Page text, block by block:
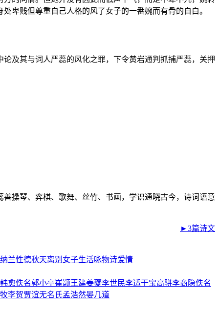
卑贱但尊重自己人格的风了女子的一番婉而有骨的自白。
及其与词人严蕊的风化之罪，下令黄岩通判抓捕严蕊，关押
操琴、弈棋、歌舞、丝竹、书画，学识通晓古今，诗词语意
►3篇诗文
纳兰性德秋天离别 女子生活咏物诗爱情
韩愈佚名郭小亭崔颢王建姜夔李世民李适干宝高骈李商隐佚名
李贺贾谊无名氏孟浩然晏几道